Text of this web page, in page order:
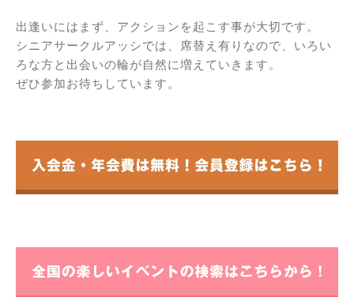
出逢いにはまず、アクションを起こす事が大切です。
シニアサークルアッシでは、席替え有りなので、いろい
ろな方と出会いの輪が自然に増えていきます。
ぜひ参加お待ちしています。